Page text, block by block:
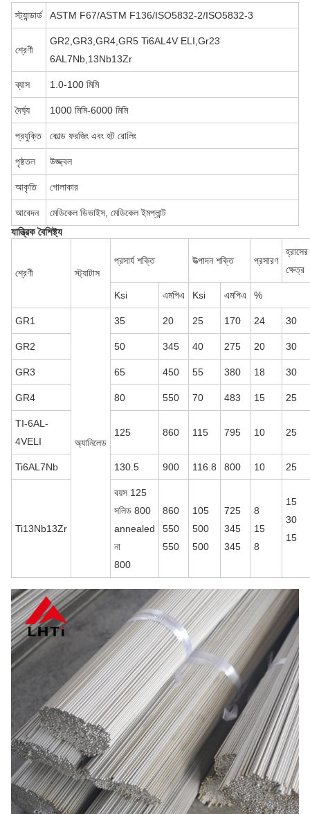
স্ট্যান্ডার্ড ASTM F67/ASTM F136/ISO5832-2/ISO5832-3
শ্রেণী
GR2,GR3,GR4,GR5 Ti6AL4V ELI,Gr23
6AL7Nb,13Nb13Zr
ব্যাস 1.0-100 মিমি
দৈর্ঘ্য 1000 মিমি-6000 মিমি
প্রযুক্তি কোল্ড ফরজিং এবং হট রোলিং
পৃষ্ঠতল উজ্জ্বল
আকৃতি গোলাকার
আবেদন মেডিকেল ডিভাইস, মেডিকেল ইমপ্লান্ট
যান্ত্রিক বৈশিষ্ট্য
শ্রেণী স্ট্যাটাস
প্রসার্য শক্তি উত্পাদন শক্তি প্রসারণ
হ্রাসের
ক্ষেত্র
Ksi এমপিএ Ksi এমপিএ %
GR1
অ্যানিলেড
35 20 25 170 24 30
GR2 50 345 40 275 20 30
GR3 65 450 55 380 18 30
GR4 80 550 70 483 15 25
TI-6AL-
4VELI
125 860 115 795 10 25
Ti6AL7Nb 130.5 900 116.8 800 10 25
Ti13Nb13Zr
বয়স 125
সলিড 800
annealed
না
800
860
550
550
105
500
500
725
345
345
8
15
8
15
30
15